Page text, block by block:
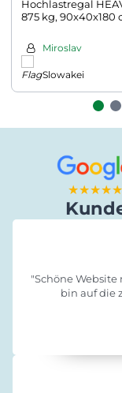
Hochlastregal
875 kg, 90x40x180
Miroslav
Slowakei
★★★★★
"Schöne
bin auf die